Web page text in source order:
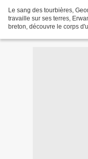
Le sang des tourbières,
travaille sur ses terres,
breton, découvre le corps